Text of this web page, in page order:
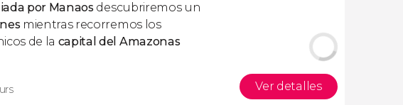
por Manaosdescubriremos un
mientras recorremos los
de la capital del Amazonas
Ver detalles